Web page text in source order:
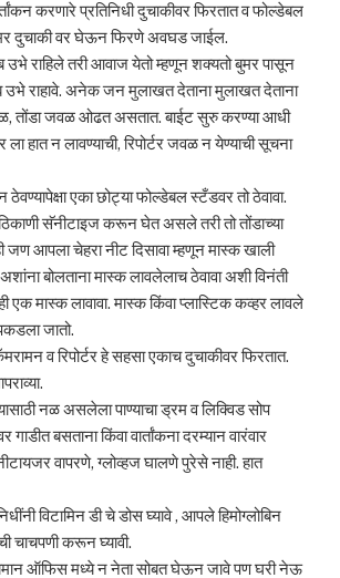
करणारे प्रतिनिधी दुचाकीवर फिरतात व फोल्डेबल
दुचाकी वर घेऊन फिरणे अवघड जाईल.
राहिले तरी आवाज येतो म्हणून शक्यतो बुमर पासून
उभे राहावे. अनेक जन मुलाखत देताना मुलाखत देताना
तोंडा जवळ ओढत असतात. बाईट सुरु करण्या आधी
हात न लावण्याची, रिपोर्टर जवळ न येण्याची सूचना
ठेवण्यापेक्षा एका छोट्या फोल्डेबल स्टँडवर तो ठेवावा.
ठिकाणी सॅनीटाइज करून घेत असले तरी तो तोंडाच्या
आपला चेहरा नीट दिसावा म्हणून मास्क खाली
बोलताना मास्क लावलेलाच ठेवावा अशी विनंती
एक मास्क लावावा. मास्क किंवा प्लास्टिक कव्हर लावले
जातो.
व रिपोर्टर हे सहसा एकाच दुचाकीवर फिरतात.
नळ असलेला पाण्याचा ड्रम व लिक्विड सोप
गाडीत बसताना किंवा वार्तांकना दरम्यान वारंवार
वापरणे, ग्लोव्हज घालणे पुरेसे नाही. हात
विटामिन डी चे डोस घ्यावे , आपले हिमोग्लोबिन
चाचपणी करून घ्यावी.
ऑफिस मध्ये न नेता सोबत घेऊन जावे पण घरी नेऊ